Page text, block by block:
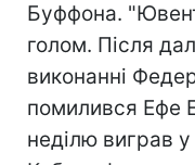
Буффона.
голом. Після
виконанні
помилився Ефе
неділю виграв у